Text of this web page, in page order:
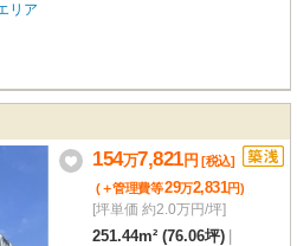
リア
154万7,821円 [税込]
(＋管理費等29万2,831円)
[坪単価 約2.0万円/坪]
251.44m² (76.06坪)